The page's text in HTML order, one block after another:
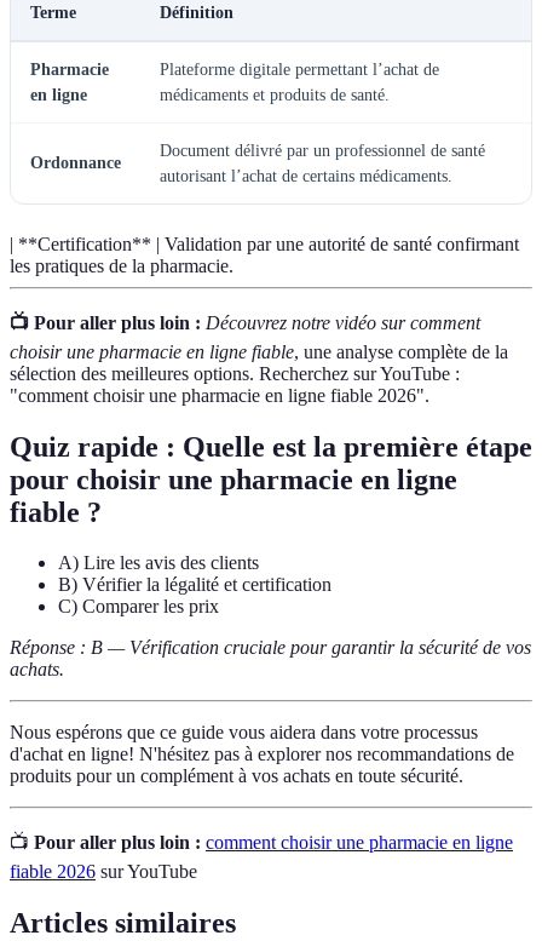
Terme Définition
Pharmacie
en ligne
Plateforme digitale permettant l’achat de
médicaments et produits de santé.
Ordonnance
Document délivré par un professionnel de santé
autorisant l’achat de certains médicaments.
| **Certification** | Validation par une autorité de santé confirmant
les pratiques de la pharmacie.
📺 Pour aller plus loin : Découvrez notre vidéo sur comment
choisir une pharmacie en ligne fiable, une analyse complète de la
sélection des meilleures options. Recherchez sur YouTube :
"comment choisir une pharmacie en ligne fiable 2026".
Quiz rapide : Quelle est la première étape
pour choisir une pharmacie en ligne
fiable ?
A) Lire les avis des clients
B) Vérifier la légalité et certification
C) Comparer les prix
Réponse : B — Vérification cruciale pour garantir la sécurité de vos
achats.
Nous espérons que ce guide vous aidera dans votre processus
d'achat en ligne! N'hésitez pas à explorer nos recommandations de
produits pour un complément à vos achats en toute sécurité.
📺 Pour aller plus loin : comment choisir une pharmacie en ligne
fiable 2026 sur YouTube
Articles similaires